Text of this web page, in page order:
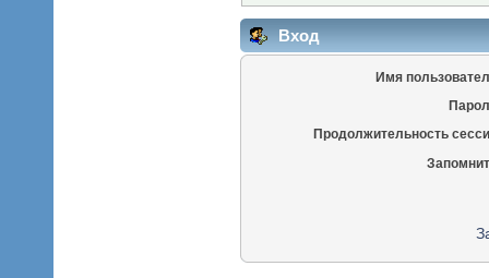
Вход
Имя
Продолжительность